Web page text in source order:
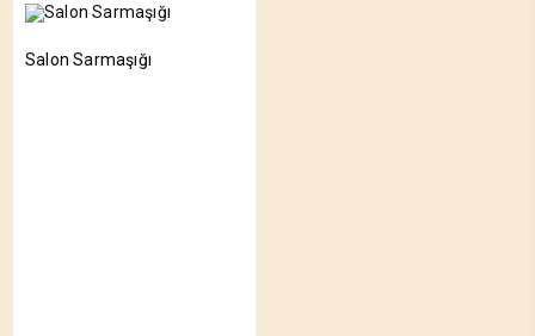
Salon Sarmaşığı